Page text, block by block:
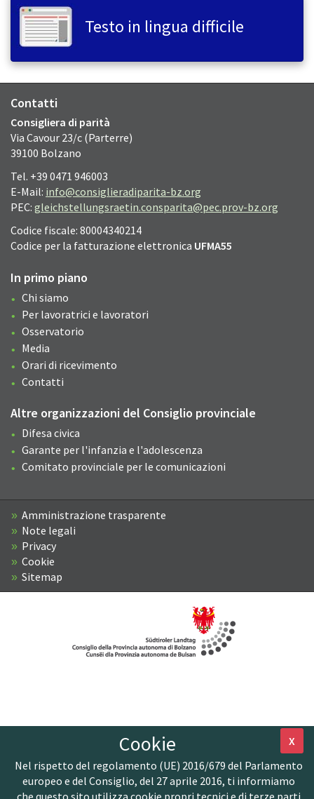
Testo in lingua difficile
Contatti
Consigliera di parità
Via Cavour 23/c (Parterre)
39100 Bolzano
Tel. +39 0471 946003
E-Mail: info@consiglieradiparita-bz.org
PEC: gleichstellungsraetin.consparita@pec.prov-bz.org
Codice fiscale: 80004340214
Codice per la fatturazione elettronica UFMA55
In primo piano
Chi siamo
Per lavoratrici e lavoratori
Osservatorio
Media
Orari di ricevimento
Contatti
Altre organizzazioni del Consiglio provinciale
Difesa civica
Garante per l'infanzia e l'adolescenza
Comitato provinciale per le comunicazioni
Amministrazione trasparente
Note legali
Privacy
Cookie
Sitemap
X
Cookie
Nel rispetto del regolamento (UE) 2016/679 del Parlamento
europeo e del Consiglio, del 27 aprile 2016, ti informiamo
che questo sito utilizza cookie propri tecnici e di terze parti